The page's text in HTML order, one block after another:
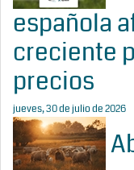
española
creciente
precios
jueves, 30 de julio de 2026